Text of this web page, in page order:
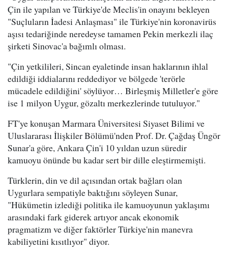
Çin ile yapılan ve Türkiye'de Meclis'in onayını bekleyen
"Suçluların İadesi Anlaşması" ile Türkiye'nin koronavirüs
aşısı tedariğinde neredeyse tamamen Pekin merkezli ilaç
şirketi Sinovac'a bağımlı olması.
"Çin yetkilileri, Sincan eyaletinde insan haklarının ihlal
edildiği iddialarını reddediyor ve bölgede 'terörle
mücadele edildiğini' söylüyor… Birleşmiş Milletler'e göre
ise 1 milyon Uygur, gözaltı merkezlerinde tutuluyor."
FT'ye konuşan Marmara Üniversitesi Siyaset Bilimi ve
Uluslararası İlişkiler Bölümü'nden Prof. Dr. Çağdaş Üngör
Sunar'a göre, Ankara Çin'i 10 yıldan uzun süredir
kamuoyu önünde bu kadar sert bir dille eleştirmemişti.
Türklerin, din ve dil açısından ortak bağları olan
Uygurlara sempatiyle baktığını söyleyen Sunar,
"Hükümetin izlediği politika ile kamuoyunun yaklaşımı
arasındaki fark giderek artıyor ancak ekonomik
pragmatizm ve diğer faktörler Türkiye'nin manevra
kabiliyetini kısıtlıyor" diyor.